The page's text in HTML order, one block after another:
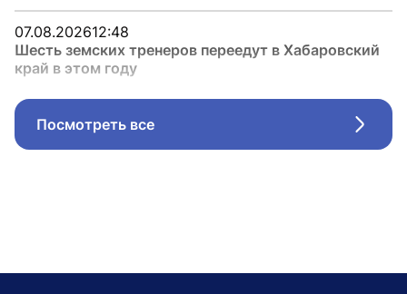
07.08.202612:48
Шесть земских тренеров переедут в Хабаровский
край в этом году
Посмотреть все